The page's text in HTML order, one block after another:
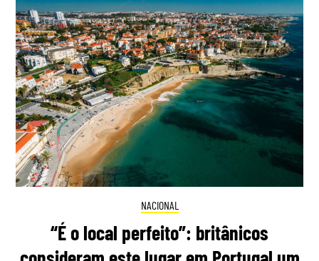
NACIONAL
“É o local perfeito”: britânicos